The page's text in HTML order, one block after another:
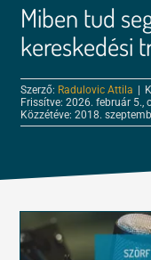
Tartalmak
Képzés
Tőzsdeklub
Alapok a
FOREX és tőzsde
Előadások
Miben tud
kereskedési
Szerző: Radulovic Attila
Frissítve: 2026. február 5.,
Közzétéve: 2018.